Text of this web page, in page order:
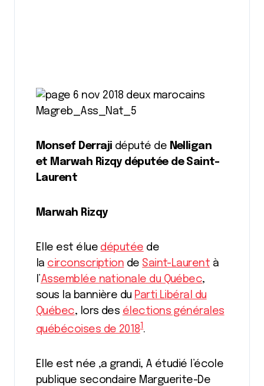
Monsef Derraji député de Nelligan
et Marwah Rizqydéputée de Saint-
Laurent
Marwah Rizqy
Elle est élue députée de
la circonscription de Saint-Laurent à
l’Assemblée nationale du Québec,
sous la bannière du Parti Libéral du
Québec, lors des élections générales
québécoises de 20181.
Elle est née ,a grandi, A étudié l’école
publique secondaire Marguerite-De